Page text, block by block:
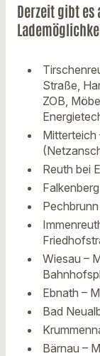
Derzeit gibt
Straße,
ZOB,
Mitterteich
Reuth bei
Wiesau –
Ebnath –
Bad
Bärnau –